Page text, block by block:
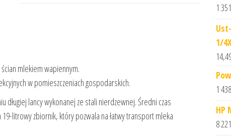
mlekiem wapiennym.
w pomieszczeniach gospodarskich.
lancy wykonanej ze stali nierdzewnej. Średni czas
litrowy zbiornik, który pozwala na łatwy transport mleka
1
1/
1
HP
8